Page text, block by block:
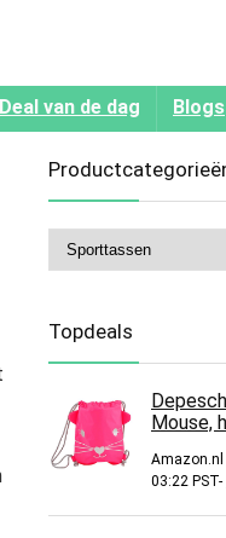
Deal van de dag Blogs
Topdeals
Mouse,
Amazon.nl
03:22 PST-